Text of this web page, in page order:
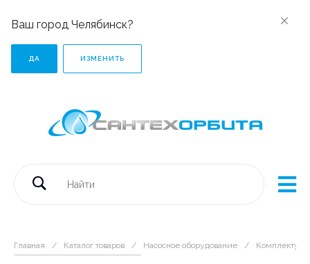
Ваш город Челябинск?
ДА ИЗМЕНИТЬ
Главная / Каталог товаров / Насосное оборудование /